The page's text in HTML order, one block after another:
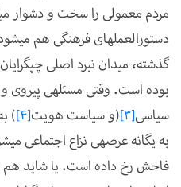
مردم معمولی را سخت و دشوار
دستورالعمل­های فرهنگی هم
گذشته، میدان نبرد اصلی
بوده است. وقتی مسئله­ی پیروی و
سیاسی[3](و سیاست هویت[4]
)
به یگانه عرصه­ی نزاع اجتماعی
فاحش رخ داده است. یا شاید هم